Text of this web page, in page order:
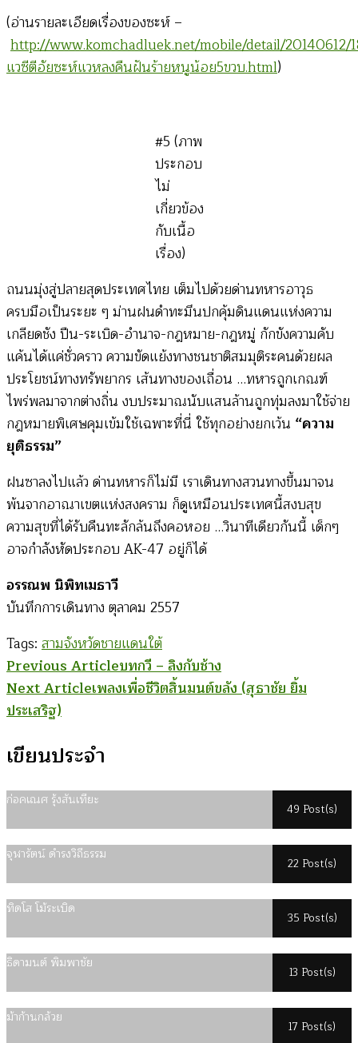
(อ่านรายละเอียดเรื่องของซะห์ –
http://www.komchadluek.net/mobile/detail/20140612/
แวซีตีอัยซะห์แวหลงคืนฝันร้ายหนูน้อย5ขวบ.html)
#5 (ภาพ
ประกอบ
ไม่
เกี่ยวข้อง
กับเนื้อ
เรื่อง)
ถนนมุ่งสู่ปลายสุดประเทศไทย เต็มไปด้วยด่านทหารอาวุธ
ครบมือเป็นระยะ ๆ ม่านฝนดำทะมึนปกคุ้มดินแดนแห่งความ
เกลียดชัง ปืน-ระเบิด-อำนาจ-กฎหมาย-กฎหมู่ กักขังความคับ
แค้นได้แค่ชั่วคราว ความขัดแย้งทางชนชาติสมมุติระคนด้วยผล
ประโยชน์ทางทรัพยากร เส้นทางของเถื่อน …ทหารถูกเกณฑ์
ไพร่พลมาจากต่างถิ่น งบประมาณนับแสนล้านถูกทุ่มลงมาใช้จ่าย
กฎหมายพิเศษคุมเข้มใช้เฉพาะที่นี่ ใช้ทุกอย่างยกเว้น “ความ
ยุติธรรม”
ฝนซาลงไปแล้ว ด่านทหารก็ไม่มี เราเดินทางสวนทางขึ้นมาจน
พ้นจากอาณาเขตแห่งสงคราม ก็ดูเหมือนประเทศนี้สงบสุข
ความสุขที่ได้รับคืนทะลักล้นถึงคอหอย …วินาทีเดียวกันนี้ เด็กๆ
อาจกำลังหัดประกอบ AK-47 อยู่ก็ได้
อรรณพ นิพิทเมธาวี
บันทึกการเดินทาง ตุลาคม 2557
Tags: สามจังหวัดชายแดนใต้
Post
Navigation
Previous Articleบทกวี – ลิงกับช้าง
Next Articleเพลงเพื่อชีวิตสิ้นมนต์ขลัง (สุธาชัย ยิ้ม
ประเสริฐ)
เขียนประจำ
ก่อคเณศ รุ้งสันเทียะ
49 Post(s)
จุฬารัตน์ ดำรงวิถีธรรม
22 Post(s)
ทิดโส โม้ระเบิด
35 Post(s)
ธิดามนต์ พิมพาชัย
13 Post(s)
ม้าก้านกล้วย
17 Post(s)